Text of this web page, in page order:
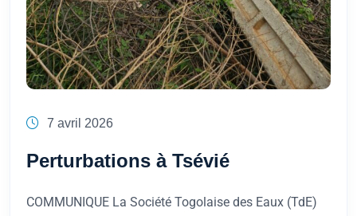
7 avril 2026
Perturbations à Tsévié
COMMUNIQUE La Société Togolaise des Eaux (TdE)